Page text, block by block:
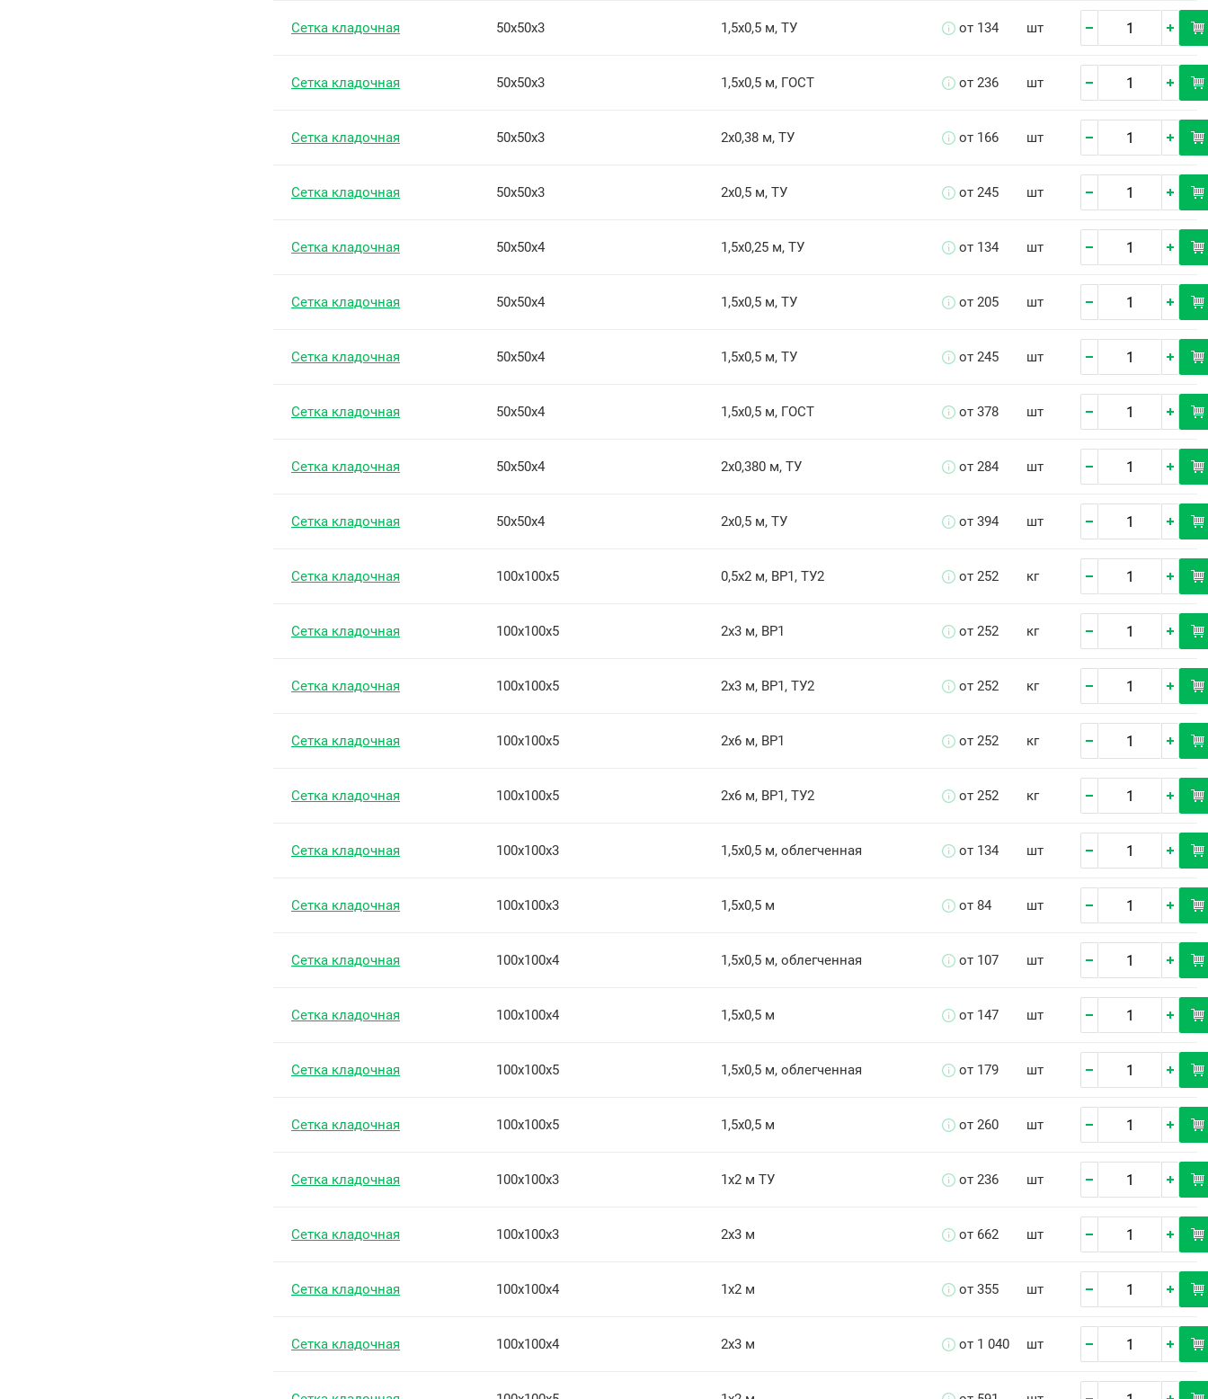
Сетка кладочная 50х50х3 1,5х0,5 м, ТУ от 134 шт
Сетка кладочная 50х50х3 1,5х0,5 м, ГОСТ от 236 шт
Сетка кладочная 50х50х3 2х0,38 м, ТУ от 166 шт
Сетка кладочная 50х50х3 2х0,5 м, ТУ от 245 шт
Сетка кладочная 50х50х4 1,5х0,25 м, ТУ от 134 шт
Сетка кладочная 50х50х4 1,5х0,5 м, ТУ от 205 шт
Сетка кладочная 50х50х4 1,5х0,5 м, ТУ от 245 шт
Сетка кладочная 50х50х4 1,5х0,5 м, ГОСТ от 378 шт
Сетка кладочная 50х50х4 2х0,380 м, ТУ от 284 шт
Сетка кладочная 50х50х4 2х0,5 м, ТУ от 394 шт
Сетка кладочная 100х100х5 0,5х2 м, ВР1, ТУ2 от 252 кг
Сетка кладочная 100х100х5 2х3 м, ВР1 от 252 кг
Сетка кладочная 100х100х5 2х3 м, ВР1, ТУ2 от 252 кг
Сетка кладочная 100х100х5 2х6 м, ВР1 от 252 кг
Сетка кладочная 100х100х5 2х6 м, ВР1, ТУ2 от 252 кг
Сетка кладочная 100х100х3 1,5х0,5 м, облегченная от 134 шт
Сетка кладочная 100х100х3 1,5х0,5 м от 84 шт
Сетка кладочная 100х100х4 1,5х0,5 м, облегченная от 107 шт
Сетка кладочная 100х100х4 1,5х0,5 м от 147 шт
Сетка кладочная 100х100х5 1,5х0,5 м, облегченная от 179 шт
Сетка кладочная 100х100х5 1,5х0,5 м от 260 шт
Сетка кладочная 100х100х3 1х2 м ТУ от 236 шт
Сетка кладочная 100х100х3 2х3 м от 662 шт
Сетка кладочная 100х100х4 1х2 м от 355 шт
Сетка кладочная 100х100х4 2х3 м от 1 040 шт